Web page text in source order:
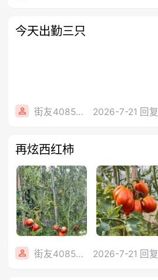
今天出勤三只
街友40858442 2026-7-21 回复
再炫西红柿
街友40858442 2026-7-21 回复